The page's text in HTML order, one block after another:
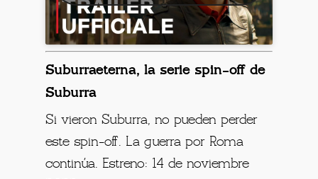
Suburraeterna, la serie spin-off de
Suburra
Si vieron Suburra, no pueden perder
este spin-off. La guerra por Roma
continúa. Estreno: 14 de noviembre